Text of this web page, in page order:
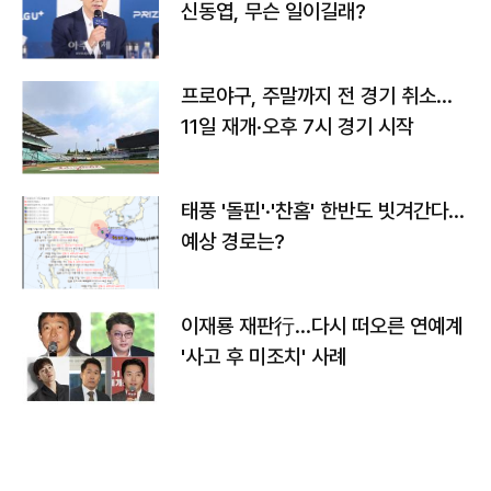
신동엽, 무슨 일이길래?
프로야구, 주말까지 전 경기 취소…
11일 재개·오후 7시 경기 시작
태풍 '돌핀'·'찬홈' 한반도 빗겨간다…
예상 경로는?
이재룡 재판行…다시 떠오른 연예계
'사고 후 미조치' 사례